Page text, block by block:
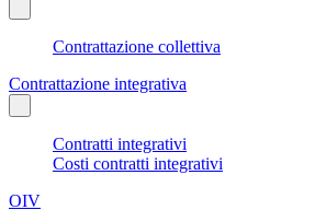
Contrattazione collettiva
Contrattazione integrativa
Contratti integrativi
Costi contratti integrativi
OIV